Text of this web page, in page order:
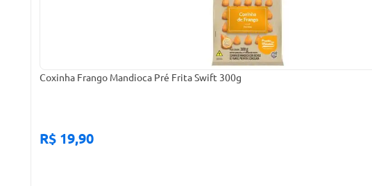
Coxinha Frango Mandioca Pré Frita Swift 300g
R$ 19,90